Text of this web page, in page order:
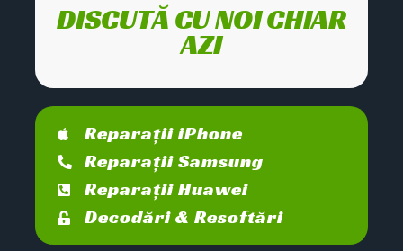
DISCUTĂ CU NOI CHIAR
AZI
Reparații iPhone
Reparații Samsung
Reparații Huawei
Decodări & Resoftări